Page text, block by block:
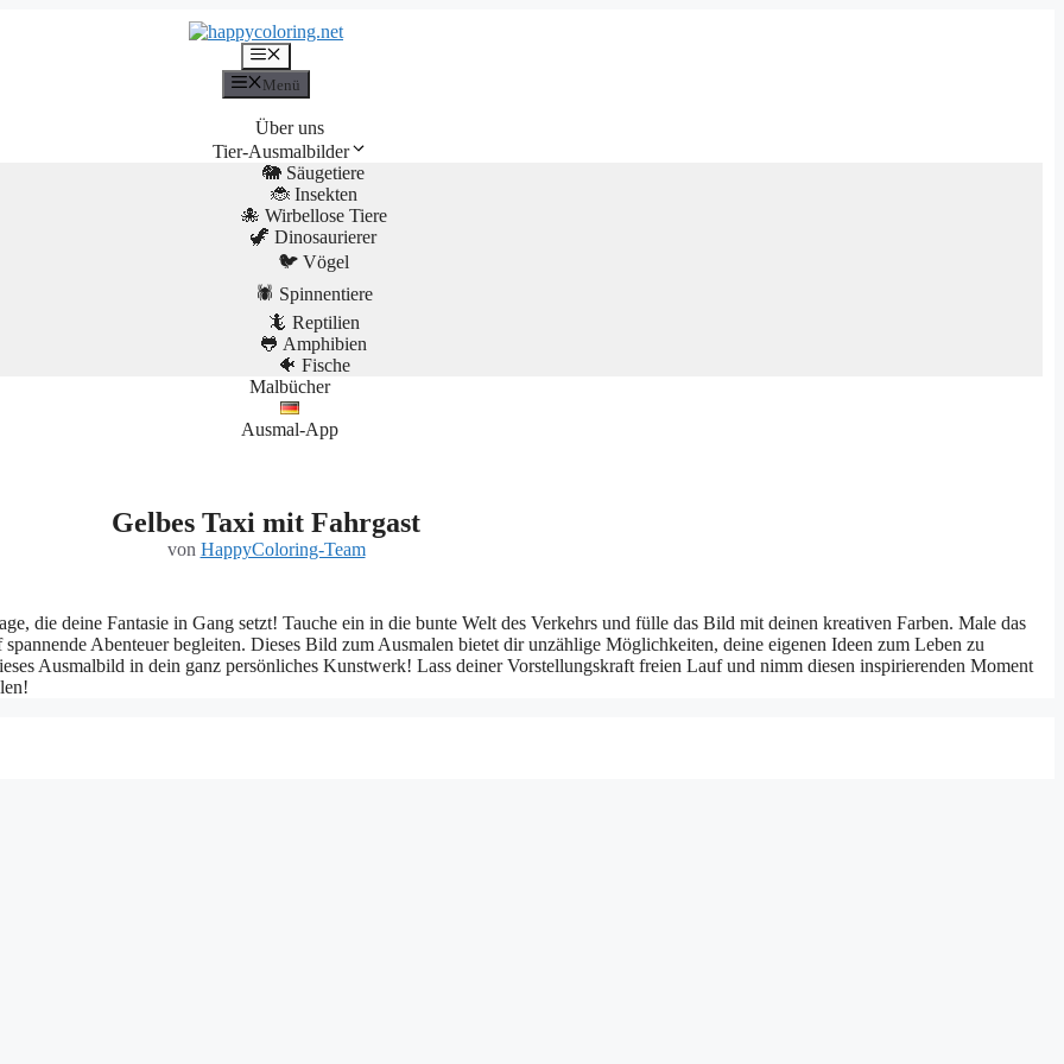
Menü
Über uns
Tier-Ausmalbilder
🐘 Säugetiere
🐞 Insekten
🐙 Wirbellose Tiere
🦖 Dinosaurierer
🐦 Vögel
🕷️ Spinnentiere
🦎 Reptilien
🐸 Amphibien
🐠 Fische
Malbücher
Ausmal-App
Gelbes Taxi mit Fahrgast
von HappyColoring-Team
die deine Fantasie in Gang setzt! Tauche ein in die bunte Welt des Verkehrs und fülle das Bild mit deinen kreativen Farben. Male das
Abenteuer begleiten. Dieses Bild zum Ausmalen bietet dir unzählige Möglichkeiten, deine eigenen Ideen zum Leben zu
Ausmalbild in dein ganz persönliches Kunstwerk! Lass deiner Vorstellungskraft freien Lauf und nimm diesen inspirierenden Moment